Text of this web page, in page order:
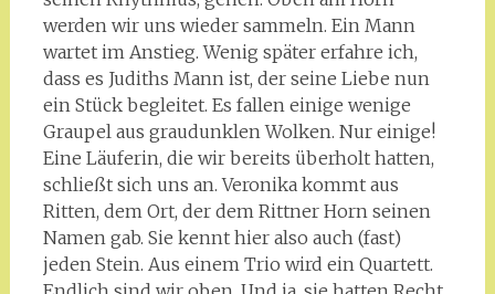
werden wir uns wieder sammeln. Ein Mann
wartet im Anstieg. Wenig später erfahre ich,
dass es Judiths Mann ist, der seine Liebe nun
ein Stück begleitet. Es fallen einige wenige
Graupel aus graudunklen Wolken. Nur einige!
Eine Läuferin, die wir bereits überholt hatten,
schließt sich uns an. Veronika kommt aus
Ritten, dem Ort, der dem Rittner Horn seinen
Namen gab. Sie kennt hier also auch (fast)
jeden Stein. Aus einem Trio wird ein Quartett.